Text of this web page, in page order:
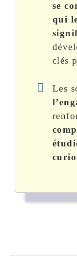
se
qui
clés
Les